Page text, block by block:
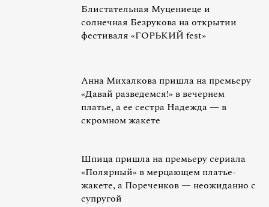
Блистательная Муцениеце и
солнечная Безрукова на открытии
фестиваля «ГОРЬКИЙ fest»
Анна Михалкова пришла на премьеру
«Давай разведемся!» в вечернем
платье, а ее сестра Надежда — в
скромном жакете
Шпица пришла на премьеру сериала
«Полярный» в мерцающем платье-
жакете, а Пореченков — неожиданно с
супругой